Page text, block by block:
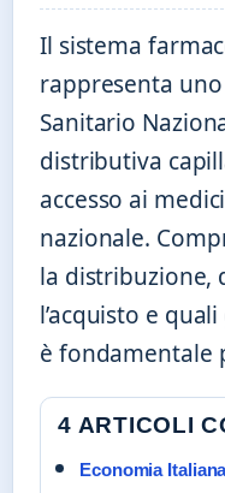
Il sistema
rappresenta
Sanitario
distributiva
accesso ai
nazionale.
la distribuzione,
l’acquisto e
è fondamentale
4 ARTICOLI
Economia